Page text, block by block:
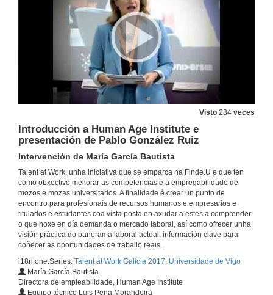
Visto 284 veces
Introducción a Human Age Institute e
presentación de Pablo González Ruiz
Intervención de María García Bautista
Talent at Work, unha iniciativa que se emparca na Finde.U e que ten
como obxectivo mellorar as competencias e a empregabilidade de
mozos e mozas universitarios. A finalidade é crear un punto de
encontro para profesionais de recursos humanos e empresarios e
titulados e estudantes coa vista posta en axudar a estes a comprender
o que hoxe en día demanda o mercado laboral, así como ofrecer unha
visión práctica do panorama laboral actual, información clave para
coñecer as oportunidades de traballo reais.
i18n.one.Series: Talent at Work Galicia 2017. Universidade de Vigo
María García Bautista
Directora de empleabilidade, Human Age Institute
Equipo técnico Luis Pena Morandeira